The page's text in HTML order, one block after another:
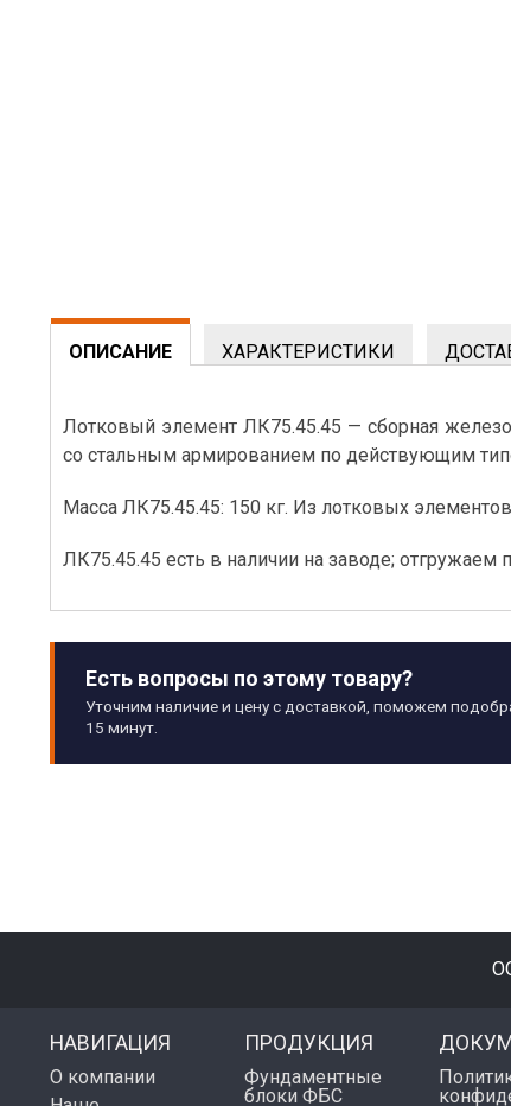
ОПИСАНИЕ ХАРАКТЕРИСТИКИ
Лотковый элемент ЛК75.45.45 — сборная
со стальным армированием по действующим
Масса ЛК75.45.45: 150 кг. Из лотковых
ЛК75.45.45 есть в наличии на заводе;
Есть вопросы по этому товару?
Уточним наличие и цену с доставкой, поможем
15 минут.
НАВИГАЦИЯ
О компании
ПРОДУКЦИЯ
Фундаментные
блоки ФБС